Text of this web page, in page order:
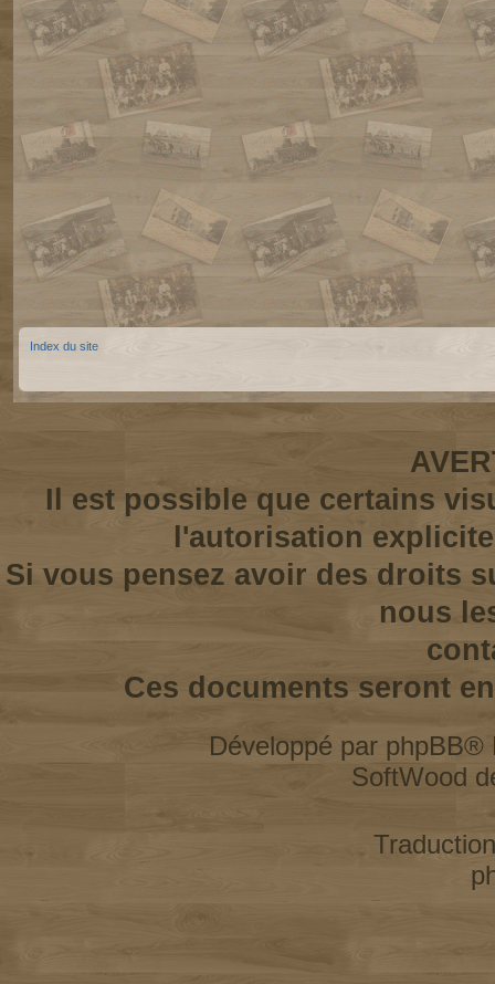
Index du site
Il est possible que certains
l'autorisation
Si vous pensez avoir des droits
nous
Ces documents seront
Développé par phpBB®
SoftWood